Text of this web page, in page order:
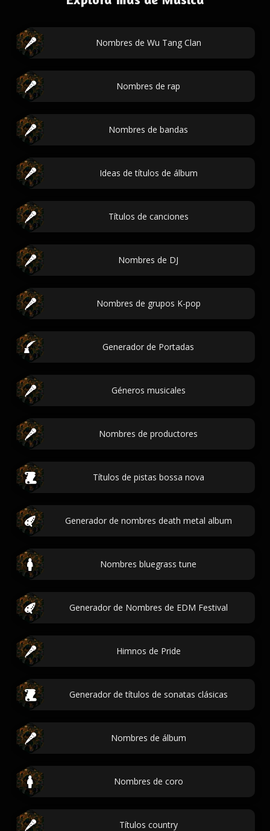
Nombres de Wu Tang Clan
Nombres de rap
Nombres de bandas
Ideas de títulos de álbum
Títulos de canciones
Nombres de DJ
Nombres de grupos K-pop
Generador de Portadas
Géneros musicales
Nombres de productores
Títulos de pistas bossa nova
Generador de nombres death metal album
Nombres bluegrass tune
Generador de Nombres de EDM Festival
Himnos de Pride
Generador de títulos de sonatas clásicas
Nombres de álbum
Nombres de coro
Títulos country